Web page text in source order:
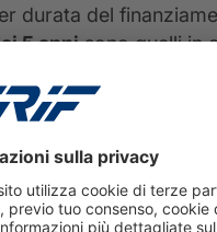
durata del
5 annisono quelli in
inferiore ai 12
rilevazioni.